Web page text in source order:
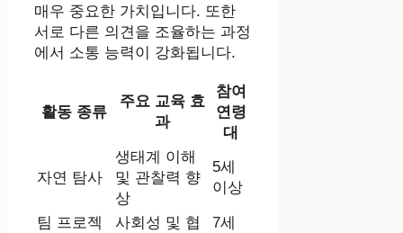
매우 중요한 가치입니다. 또한
서로 다른 의견을 조율하는 과정
에서 소통 능력이 강화됩니다.
활동 종류
주요 교육 효
과
참여
연령
대
자연 탐사
생태계 이해
및 관찰력 향
상
5세
이상
팀 프로젝
사회성 및 협
7세